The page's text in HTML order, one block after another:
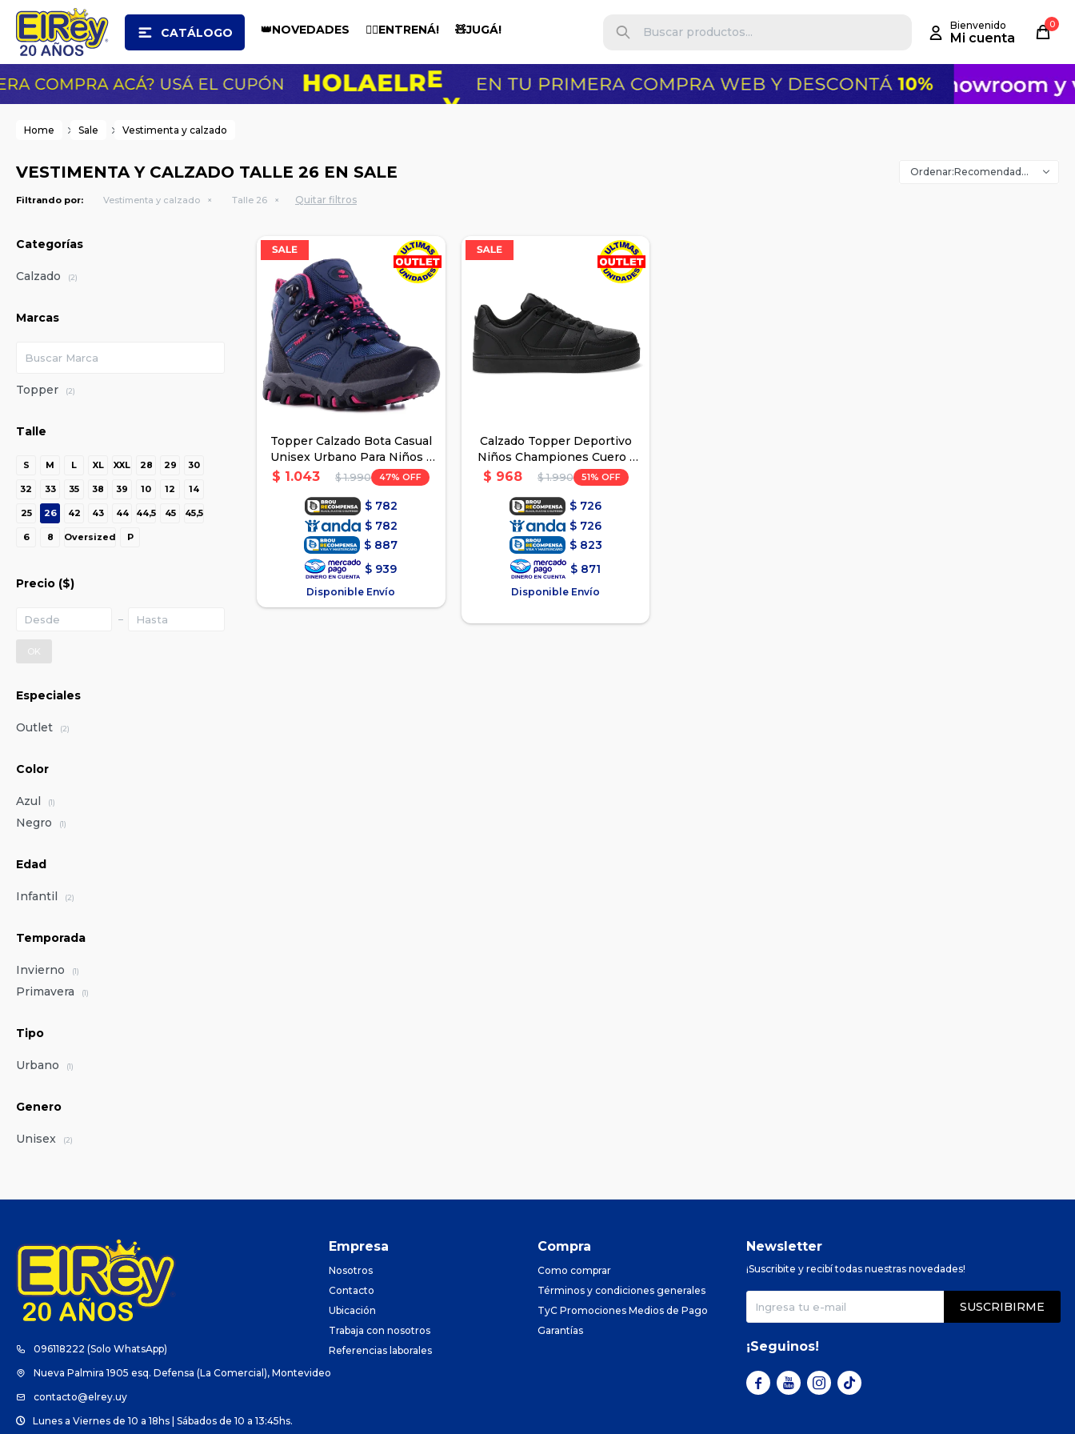
CATÁLOGO 👑NOVEDADES 🏋️‍♂️ENTRENÁ! 🧸JUGÁ! 0
Home Sale Vestimenta y calzado
VESTIMENTA Y CALZADO TALLE 26 EN SALE Recomendados
Filtrando por: Vestimenta y calzado Talle 26 Quitar filtros
Topper Calzado Bota Casual
Unisex Urbano Para Niños -
Azul
$ 1.043 $ 1.990 47
$ 782
$ 782
$ 887
$ 939
Disponible Envío
Calzado Topper Deportivo
Niños Championes Cuero -
Negro 2
$ 968 $ 1.990 51
$ 726
$ 726
$ 823
$ 871
Disponible Envío
Categorías
Calzado (2)
Marcas
Topper (2)
Talle
S M L XL XXL 28 29 30
32 33 35 38 39 10 12 14
25 26 42 43 44 44,5 45 45,5
6 8 Oversized P
Precio ($)
OK
Especiales
Outlet (2)
Color
Azul (1)
Negro (1)
Edad
Infantil (2)
Temporada
Invierno (1)
Primavera (1)
Tipo
Urbano (1)
Genero
Unisex (2)
096118222 (Solo WhatsApp)
Nueva Palmira 1905 esq. Defensa (La Comercial), Montevideo
contacto@elrey.uy
Lunes a Viernes de 10 a 18hs | Sábados de 10 a 13:45hs.
Empresa
Nosotros
Contacto
Ubicación
Trabaja con nosotros
Referencias laborales
Compra
Como comprar
Términos y condiciones generales
TyC Promociones Medios de Pago
Garantías
Newsletter
¡Suscribite y recibí todas nuestras novedades!
SUSCRIBIRME
¡Seguinos!
  